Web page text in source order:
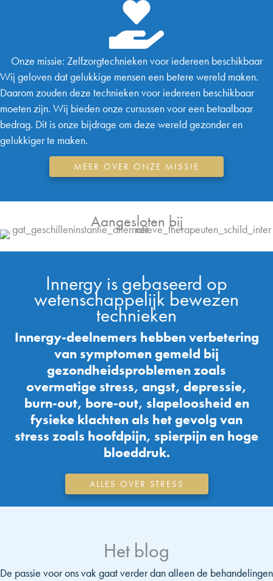
Onze missie: Zelfzorgtechnieken voor iedereen beschikbaar
Wij geloven dat gelukkige mensen een betere wereld maken.
Daarom zouden deze technieken voor iedereen beschikbaar
moeten zijn. Wij bieden onze cursussen voor een betaalbaar
bedrag. Dit is onze bijdrage om deze wereld gezonder en
gelukkiger te maken.
MEER OVER ONZE MISSIE
Aangesloten bij
Innergy is gebaseerd op
wetenschappelijk bewezen
technieken
Innergy-deelnemers hebben verbetering
van symptomen gemeld bij
gezondheidsproblemen zoals
overmatige stress, angst, depressie,
burn-out, bore-out, slapeloosheid en
fysieke klachten als het gevolg van
stress zoals hoofdpijn, spierpijn en hoge
bloeddruk.
ALLES OVER STRESS
Het blog
De passie voor ons vak gaat verder dan alleen de behandelingen